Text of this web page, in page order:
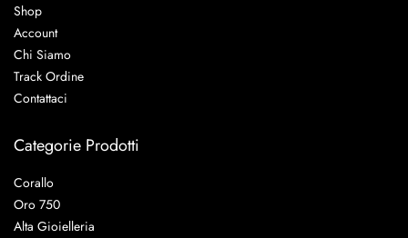
Categorie Prodotti
Corallo
Oro 750
Alta Gioielleria
Shop
Account
Chi Siamo
Track Ordine
Contattaci